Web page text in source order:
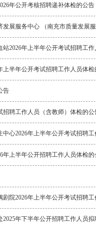
年公开考核招聘递补体检的公告
展服务中心 （南充市质量发展
2026年上半年公开考试招聘工
上半年公开考试招聘工作人员体检
告
招聘工作人员（含教师）体检的公
心2026年上半年公开考试招聘
年上半年公开招聘工作人员体检的
院2026年上半年公开考试招聘
年下半年公开招聘工作人员